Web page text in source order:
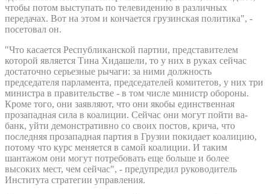
чтобы потом выступать по телевидению в различных
передачах. Вот на этом и кончается грузинская политика", -
посетовал он.
"Что касается Республиканской партии, представителем
которой является Тина Хидашели, то у них в руках сейчас
достаточно серьезные рычаги: за ними должность
председателя парламента, председателей комитетов, у них три
министра в правительстве - в том числе министр обороны.
Кроме того, они заявляют, что они якобы единственная
прозападная сила в коалиции. Сейчас они могут пойти ва-
банк, уйти демонстративно со своих постов, крича, что
последняя прозападная партия в Грузии покидает коалицию,
потому что курс меняется в самой коалиции. И таким
шантажом они могут потребовать еще больше и более
высоких мест, чем сейчас", - предупредил руководитель
Института стратегии управления.